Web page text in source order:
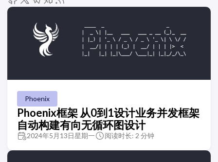
Phoenix
Phoenix框架 从0到1设计业务并发框架
自动构建有向无循环图设计
2024年5月13日星期一 阅读时长: 2 分钟